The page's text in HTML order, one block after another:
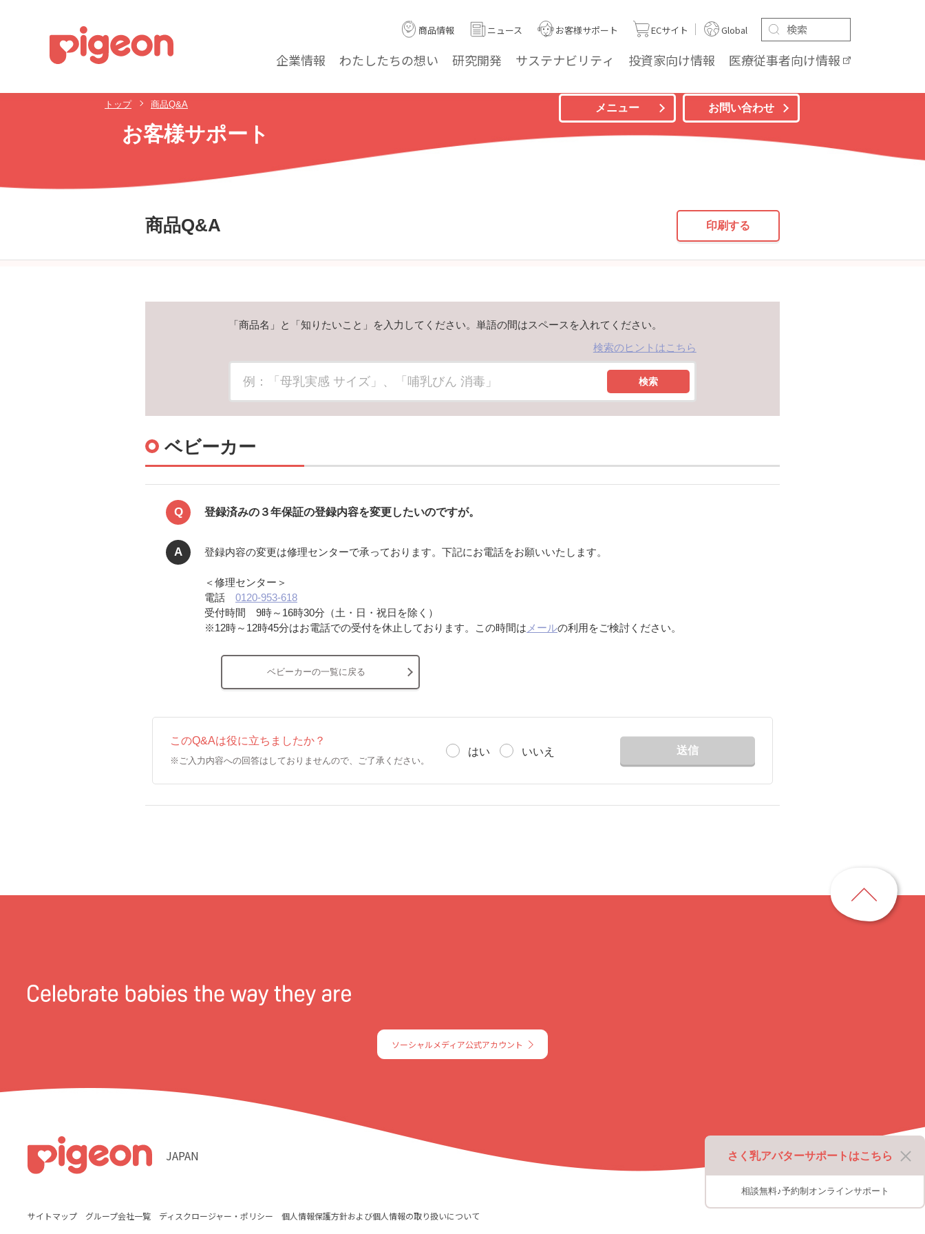
企業情報 わたしたちの想い 研究開発 サステナビリティ 投資家向け情報 医療従事者向け情報
商品情報 ニュース お客様サポート ECサイト Global
トップ 商品Q&A
お客様サポート
メニュー お問い合わせ
商品Q&A 印刷する
「商品名」と「知りたいこと」を入力してください。単語の間はスペースを入れてください。
検索のヒントはこちら
検索
ベビーカー
Q 登録済みの３年保証の登録内容を変更したいのですが。
A 登録内容の変更は修理センターで承っております。下記にお電話をお願いいたします。
＜修理センター＞
電話 0120-953-618
受付時間 9時～16時30分（土・日・祝日を除く）
※12時～12時45分はお電話での受付を休止しております。この時間は メールの利用をご検討ください。
ベビーカーの一覧に戻る
このQ&Aは役に立ちましたか？
※ご入力内容への回答はしておりませんので、ご了承ください。
はい いいえ 送信
ソーシャルメディア公式アカウント
サイトマップ グループ会社一覧 ディスクロージャー・ポリシー 個人情報保護方針および個人情報の取り扱いについて
JAPAN
ジ
さく乳アバターサポートはこちら
相談無料♪予約制オンラインサポート